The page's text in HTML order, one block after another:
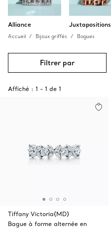
Alliance Juxtapositions
Accueil Bijoux griffés Bagues
Filtrer par
Affiché : 1 - 1 de 1
Tiffany Victoria(MD)
Bague à forme alternée en